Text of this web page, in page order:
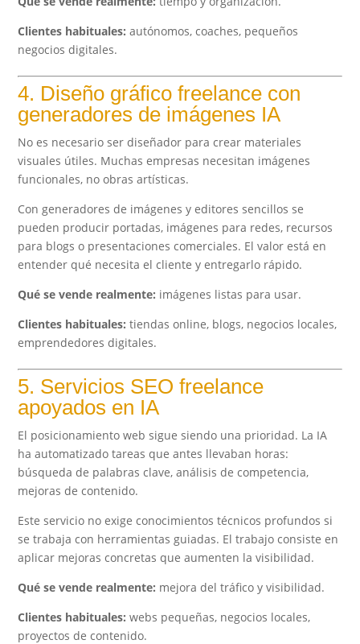
Clientes habituales: autónomos, coaches, pequeños
negocios digitales.
4. Diseño gráfico freelance con
generadores de imágenes IA
No es necesario ser diseñador para crear materiales
visuales útiles. Muchas empresas necesitan imágenes
funcionales, no obras artísticas.
Con generadores de imágenes y editores sencillos se
pueden producir portadas, imágenes para redes, recursos
para blogs o presentaciones comerciales. El valor está en
entender qué necesita el cliente y entregarlo rápido.
Qué se vende realmente: imágenes listas para usar.
Clientes habituales: tiendas online, blogs, negocios locales,
emprendedores digitales.
5. Servicios SEO freelance
apoyados en IA
El posicionamiento web sigue siendo una prioridad. La IA
ha automatizado tareas que antes llevaban horas:
búsqueda de palabras clave, análisis de competencia,
mejoras de contenido.
Este servicio no exige conocimientos técnicos profundos si
se trabaja con herramientas guiadas. El trabajo consiste en
aplicar mejoras concretas que aumenten la visibilidad.
Qué se vende realmente: mejora del tráfico y visibilidad.
Clientes habituales: webs pequeñas, negocios locales,
proyectos de contenido.